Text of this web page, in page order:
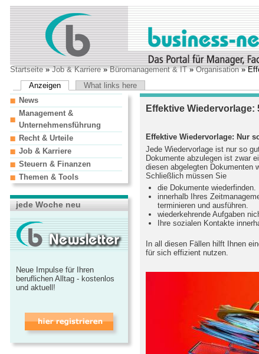
Startseite»Job & Karriere»Büromanagement & IT»Organisation»
Anzeigen
What links here
Effektive
Effektive Wiedervorlage: Nur
Jede Wiedervorlage ist nur so
Dokumente abzulegen ist zwar
diesen abgelegten Dokumenten
Schließlich müssen Sie
die Dokumente wiederfinden.
innerhalb Ihres
terminieren und ausführen.
wiederkehrende Aufgaben
Ihre sozialen Kontakte
In all diesen Fällen hilft Ihnen
für sich effizient nutzen.
News
Management &
Unternehmensführung
Recht & Urteile
Job & Karriere
Steuern & Finanzen
Themen & Tools
jede Woche neu
Neue Impulse für Ihren
beruflichen Alltag - kostenlos
und aktuell!